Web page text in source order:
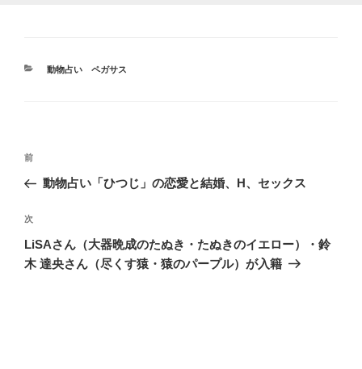
カ
動物占い ペガサス
投
ナ
ビ
ゲ
ー
前
の
稿
前
動物占い「ひつじ」の恋愛と結婚、H、セックス
次
の
投
次
LiSAさん（大器晩成のたぬき・たぬきのイエロー）・鈴
木 達央さん（尽くす猿・猿のパープル）が入籍